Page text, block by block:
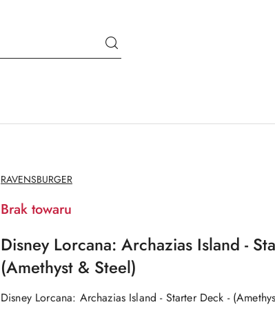
NAZWA
PRODUCENTA:
RAVENSBURGER
Brak towaru
Disney Lorcana: Archazias Island -
(Amethyst & Steel)
Disney Lorcana: Archazias Island - Starter Deck -